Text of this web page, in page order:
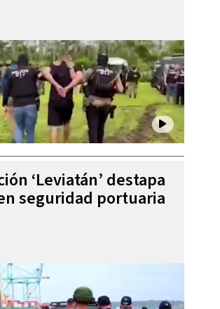
‘Leviatán’ destapa
seguridad portuaria